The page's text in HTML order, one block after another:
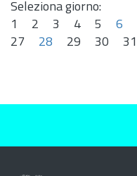
Seleziona giorno:
1
2 3 4 5 6
27
28 29 30 31